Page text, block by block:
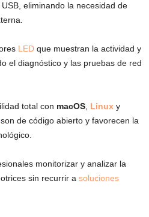
eliminando la necesidad de
LED que muestran la actividad y
el diagnóstico y las pruebas de red
total con macOS Linux y
son de código abierto y favorecen la
monitorizar y analizar la
sin recurrir a soluciones